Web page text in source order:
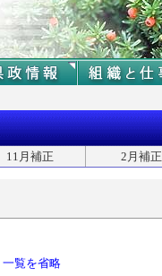
11月補正 2月補正
一覧を省略